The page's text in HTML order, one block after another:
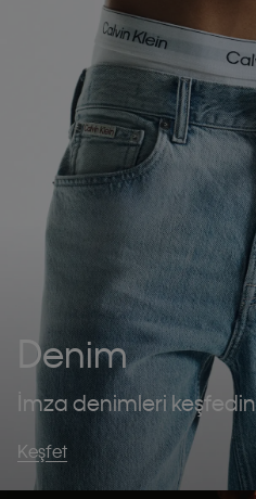
Denim
İmza denimleri keşfedin
Keşfet